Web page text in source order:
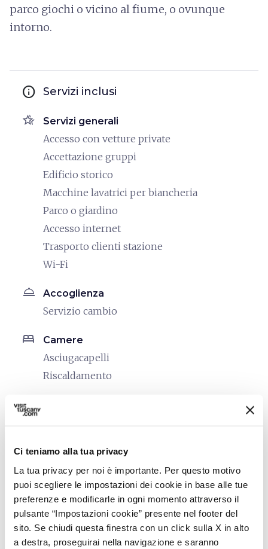
Ci teniamo alla tua privacy
La tua privacy per noi è importante. Per questo motivo
puoi scegliere le impostazioni dei cookie in base alle tue
preferenze e modificarle in ogni momento attraverso il
pulsante “Impostazioni cookie” presente nel footer del
sito. Se chiudi questa finestra con un click sulla X in alto
a destra, proseguirai nella navigazione e saranno
parco giochi o vicino al fiume, o ovunque
intorno.
info Servizi inclusi
hotel_class Servizi generali
Accesso con vetture private
Accettazione gruppi
Edificio storico
Macchine lavatrici per biancheria
Parco o giardino
Accesso internet
Trasporto clienti stazione
Wi-Fi
room_service Accoglienza
Servizio cambio
bed Camere
Asciugacapelli
Riscaldamento
local_parking
sports_basketball Sport
Piscina scoperta
celebration Attività
Animazione
Corsi artigianato locale